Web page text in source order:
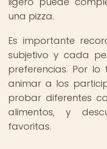
una pizza.
Es importante
subjetivo y cada
preferencias. Por
animar a los
probar diferentes
alimentos, y
favoritas.